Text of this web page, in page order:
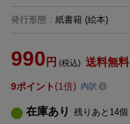
発行形態 ： 紙書籍 (絵本)
990 円 (税込) 送料無料
9ポイント 1倍 内訳
在庫あり 残りあと 14個